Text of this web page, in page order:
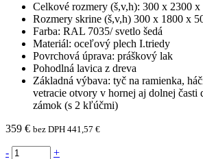
Celkové rozmery (š,v,h): 300 x 2300 x
Rozmery skrine (š,v,h) 300 x 1800 x
Farba: RAL 7035/ svetlo šedá
Materiál: oceľový plech I.triedy
Povrchová úprava: práškový lak
Pohodlná lavica z dreva
Základná výbava: tyč na ramienka,
vetracie otvory v hornej aj dolnej časti
zámok (s 2 kľúčmi)
359 € bez DPH 441,57 €
- +